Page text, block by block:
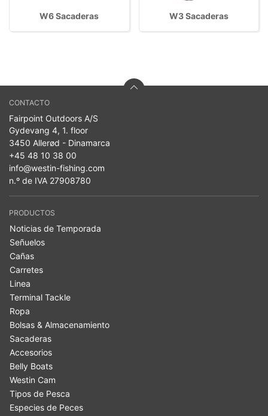
W6 Sacaderas W3 Sacaderas
CONTACTO
Fairpoint Outdoors A/S
Gydevang 4, 1. floor
3450 Allerød - Dinamarca
+45 48 10 38 00
info@westin-fishing.com
n.º de IVA 27908780
PRODUCTOS
Noticias de Temporada
Señuelos
Cañas
Carretes
Linea
Terminal Tackle
Ropa
Bolsas & Almacenamiento
Sacaderas
Accesorios
Belly Boats
Westin Cam
Tipos de Pesca
Especies de Peces